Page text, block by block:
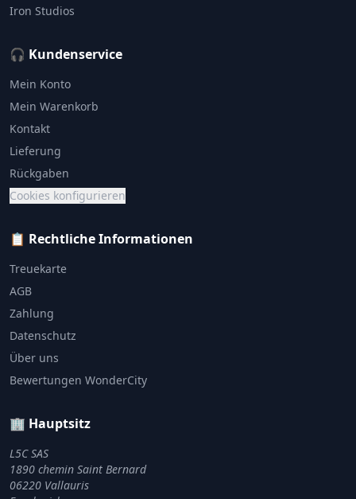
Iron Studios
🎧 Kundenservice
Mein Konto
Mein Warenkorb
Kontakt
Lieferung
Rückgaben
Cookies konfigurieren
📋 Rechtliche Informationen
Treuekarte
AGB
Zahlung
Datenschutz
Über uns
Bewertungen WonderCity
🏢 Hauptsitz
L5C SAS
1890 chemin Saint Bernard
06220 Vallauris